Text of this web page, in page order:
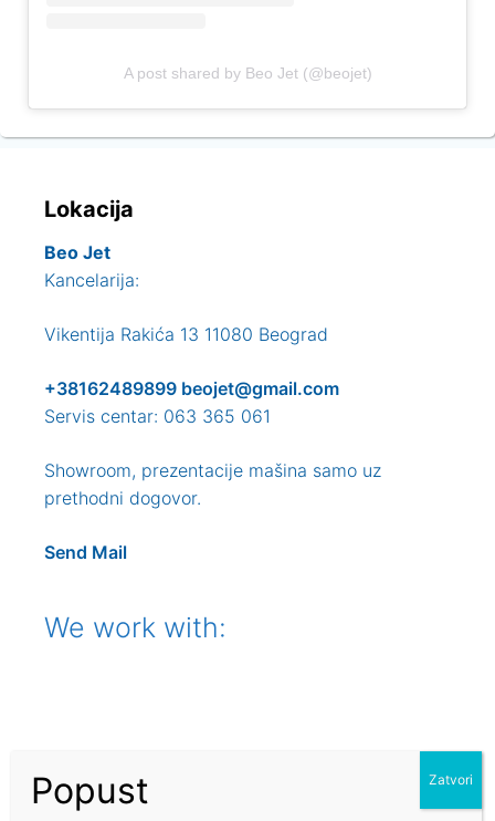
A post shared by Beo Jet (@beojet)
Lokacija
Beo Jet
Kancelarija:
Vikentija Rakića 13 11080 Beograd
+38162489899 beojet@gmail.com
Servis centar: 063 365 061
Showroom, prezentacije mašina samo uz
prethodni dogovor.
Send Mail
We work with: